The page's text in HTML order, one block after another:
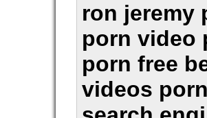
ron jeremy
porn video
porn free
videos